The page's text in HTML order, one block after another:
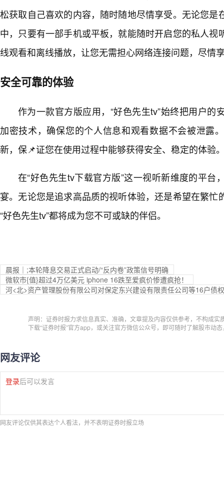
松获取自己喜欢的内容，随时随地尽情享受。无论您是
中，只要有一部手机或平板，就能随时开启您的私人视
线观看和离线播放，让您无需担心网络连接问题，尽情
安全可靠的体验
作为一款官方版应用，“好色先生tv”始终把用户的
加密技术，确保您的个人信息和观看数据不会被泄露
新，保📌证您在使用过程中能够获得安全、稳定的体验
在“好色先生tv下载官方版”这一视听新维度的平台
宴。无论您是追求高品质的视听体验，还是希望在繁忙
“好色先生tv”都将成为您不可或缺的伴侣。
晨报｜;本轮降息交易正式启动/“反内卷”政策信号明确
微软市{值}超过4万亿美元 iphone 16跌至爱疯价惨遭疯抢！
河<北>资产管理股份有限公司对保定东兴建设有限责任公司等16户债
声明：证券时报力求信息真实、准确，文章提及内容仅供参考，不构成实
下载“证券时报”官方app，或关注官方微信公众号，即可随时了解股市动
网友评论
登录后可以发言
网友评论仅供其表达个人看法，并不表明证券时报立场